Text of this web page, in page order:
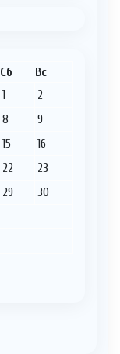
Сб Вс
1
2
8
9
15
16
22
23
29
30